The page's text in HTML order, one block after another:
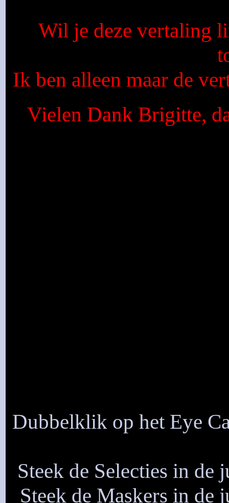
Wil je deze vertaling
Ik ben alleen maar de
Vielen Dank Brigitte,
Dubbelklik op het Eye
Steek de Selecties in de
Steek de Maskers in de